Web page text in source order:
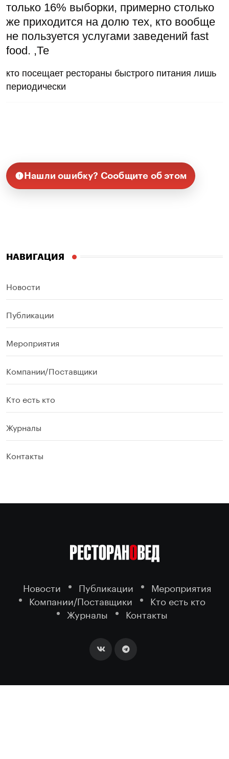
только 16% выборки, примерно столько
же приходится на долю тех, кто вообще
не пользуется услугами заведений fast
food. ,Те
кто посещает рестораны быстрого питания лишь
периодически
Нашли ошибку? Сообщите об этом
НАВИГАЦИЯ
Новости
Публикации
Мероприятия
Компании/Поставщики
Кто есть кто
Журналы
Контакты
Новости Публикации
Мероприятия
Компании/Поставщики
Кто есть кто
Журналы
Контакты